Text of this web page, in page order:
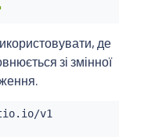
де
зі змінної
telemetry.istio.io/v1